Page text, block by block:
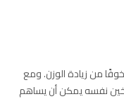
من زيادة الوزن. ومع
نفسه يمكن أن يساهم